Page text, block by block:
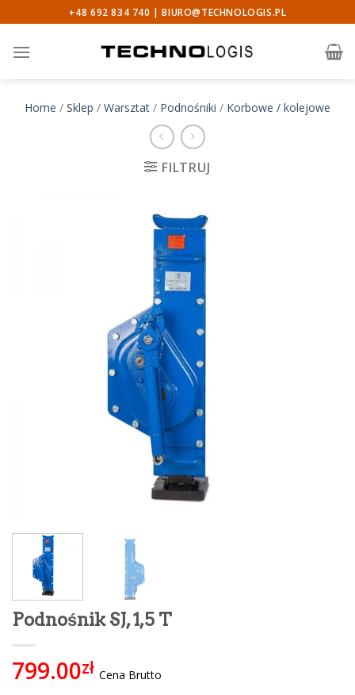
to
content
+48 692 834 740 |BIURO@TECHNOLOGIS.PL
Home / Sklep / Warsztat / Podnośniki / Korbowe / kolejowe
FILTRUJ
Podnośnik SJ, 1,5 T
799.00zł Cena Brutto